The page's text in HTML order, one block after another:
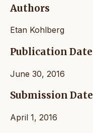
Authors
Etan Kohlberg
Publication Date
June 30, 2016
Submission Date
April 1, 2016